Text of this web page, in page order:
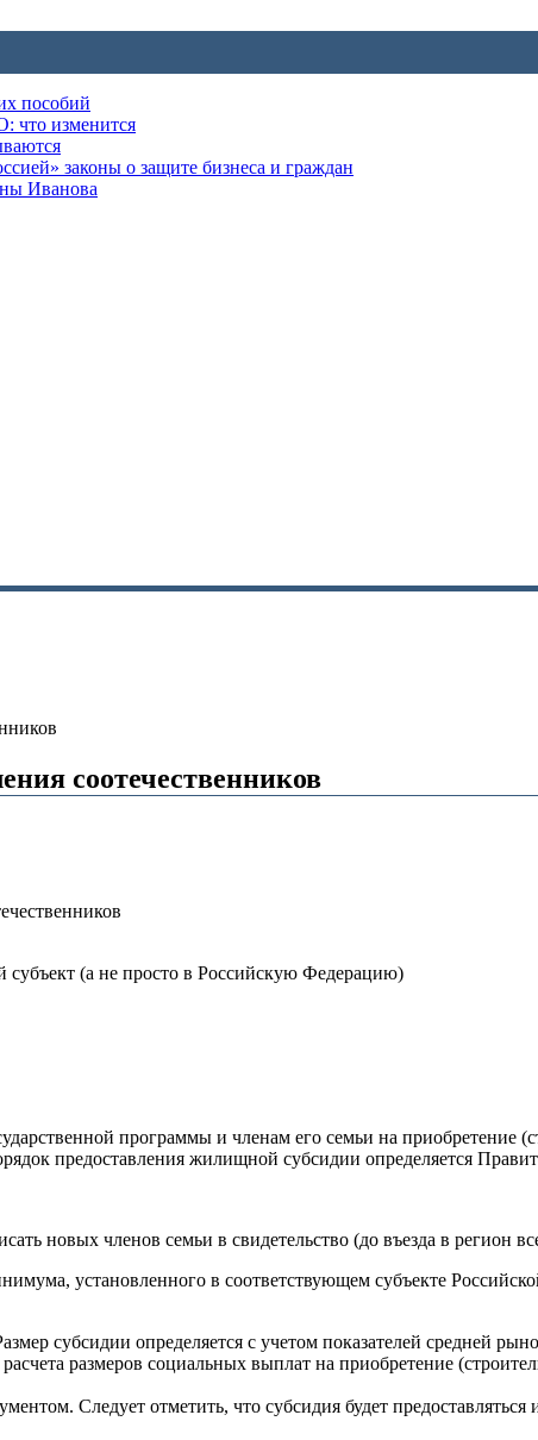
пособий
что изменится
законы о защите бизнеса и граждан
Иванова
соотечественников
субъект (а не просто в Российскую Федерацию)
программы и членам его семьи на приобретение
предоставления жилищной субсидии определяется
новых членов семьи в свидетельство (до въезда в регион
установленного в соответствующем субъекте
субсидии определяется с учетом показателей средней
размеров социальных выплат на приобретение
Следует отметить, что субсидия будет